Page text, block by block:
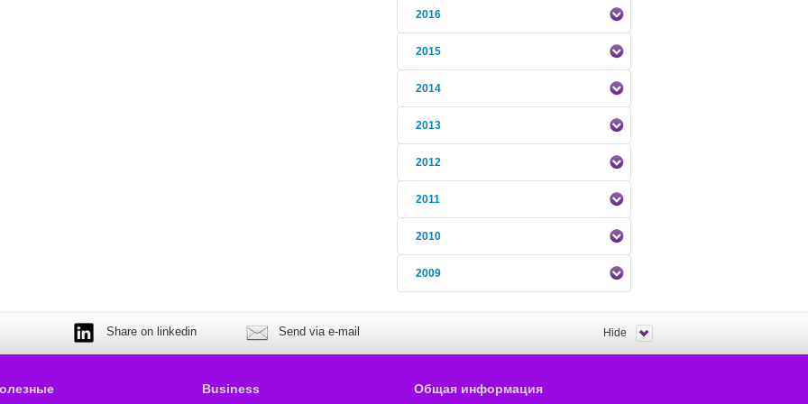
2016
2015
2014
2013
2012
2011
2010
2009
Share on linkedin Send via e-mail Hide
Business Общая информация